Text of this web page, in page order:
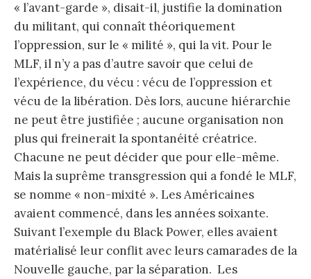
« l’avant-garde », disait-il, justifie la domination
du militant, qui connaît théoriquement
l’oppression, sur le « milité », qui la vit. Pour le
MLF, il n’y a pas d’autre savoir que celui de
l’expérience, du vécu : vécu de l’oppression et
vécu de la libération. Dès lors, aucune hiérarchie
ne peut être justifiée ; aucune organisation non
plus qui freinerait la spontanéité créatrice.
Chacune ne peut décider que pour elle-même.
Mais la suprême transgression qui a fondé le MLF,
se nomme « non-mixité ». Les Américaines
avaient commencé, dans les années soixante.
Suivant l’exemple du Black Power, elles avaient
matérialisé leur conflit avec leurs camarades de la
Nouvelle gauche, par la séparation. Les